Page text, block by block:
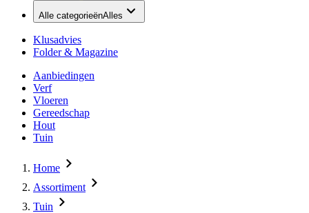
Alle categorieënAlles
Klusadvies
Folder & Magazine
Aanbiedingen
Verf
Vloeren
Gereedschap
Hout
Tuin
Home
Assortiment
Tuin